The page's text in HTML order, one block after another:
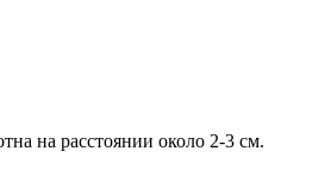
на расстоянии около 2-3 см.